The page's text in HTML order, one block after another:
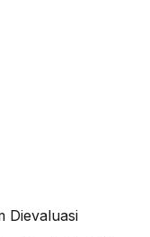
Dievaluasi